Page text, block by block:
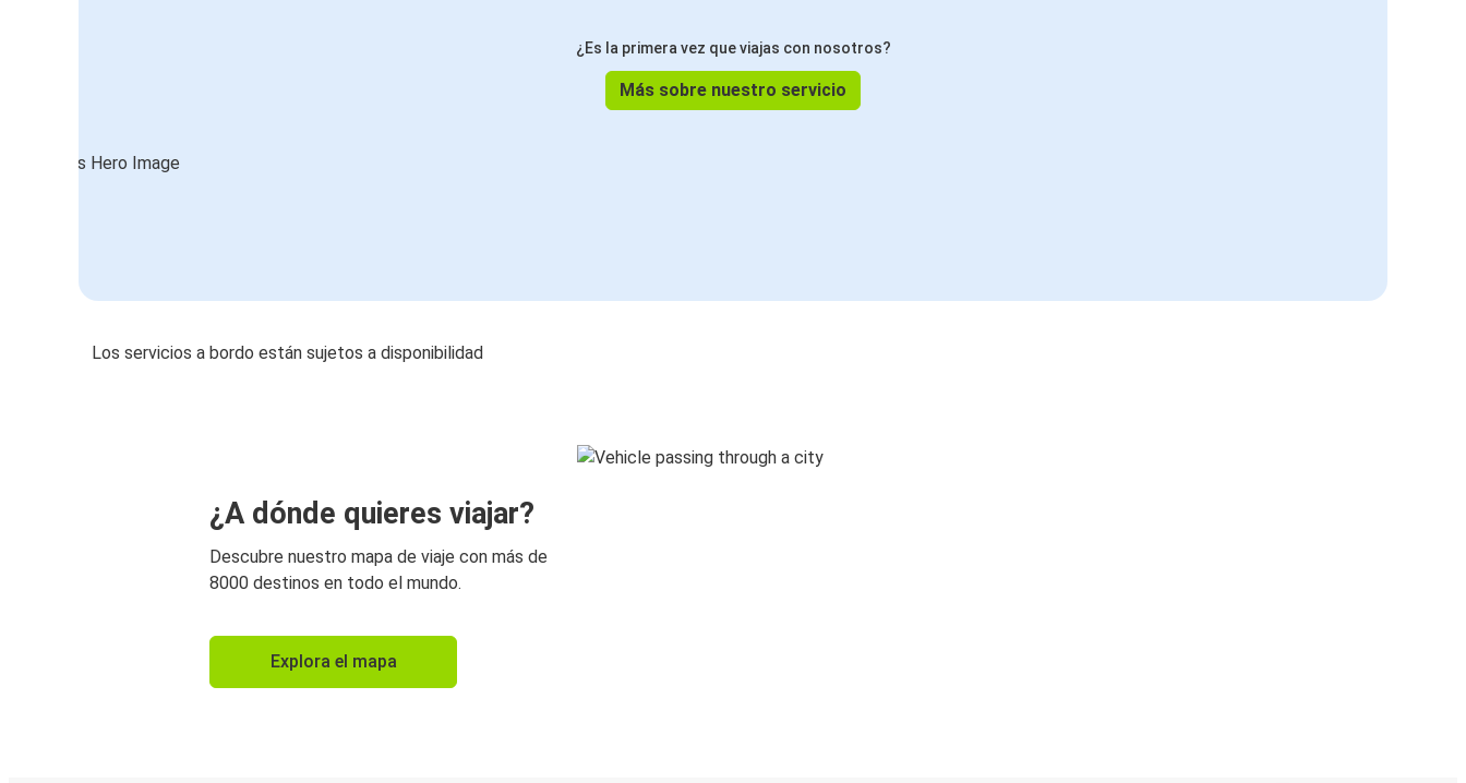
¿Es la primera vez que viajas con nosotros?
Más sobre nuestro servicio
Los servicios a bordo están sujetos a disponibilidad
¿A dónde quieres viajar?
Descubre nuestro mapa de viaje con más de
8000 destinos en todo el mundo.
Explora el mapa